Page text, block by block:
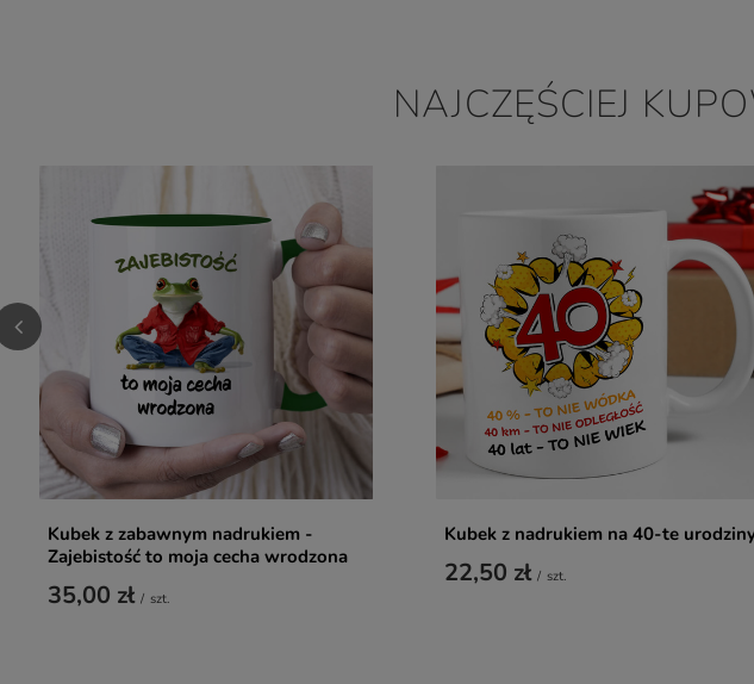
NAJCZĘŚCIEJ
Kubek z zabawnym nadrukiem -
Zajebistość to moja cecha wrodzona
35,00 zł / szt.
Kubek z nadrukiem na 40-te
22,50 zł / szt.